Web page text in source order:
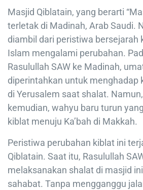
Masjid Qiblatain, yang berarti
terletak di Madinah, Arab Saudi.
diambil dari peristiwa bersejarah
Islam mengalami perubahan.
Rasulullah SAW ke Madinah,
diperintahkan untuk menghadap
di Yerusalem saat shalat.
kemudian, wahyu baru turun
kiblat menuju Ka’bah di Makkah.
Peristiwa perubahan kiblat ini
Qiblatain. Saat itu, Rasulullah
melaksanakan shalat di masjid
sahabat. Tanpa mengganggu